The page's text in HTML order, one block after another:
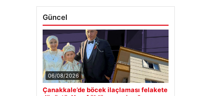
Güncel
06/08/2026
Çanakkale’de böcek ilaçlaması felakete